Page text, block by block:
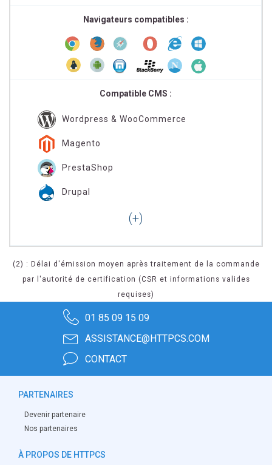
Navigateurs compatibles :
Compatible CMS :
Wordpress & WooCommerce
Magento
PrestaShop
Drupal
(2) : Délai d'émission moyen après traitement de la commande
par l'autorité de certification (CSR et informations valides
requises)
01 85 09 15 09
ASSISTANCE@HTTPCS.COM
CONTACT
PARTENAIRES
Devenir partenaire
Nos partenaires
À PROPOS DE HTTPCS